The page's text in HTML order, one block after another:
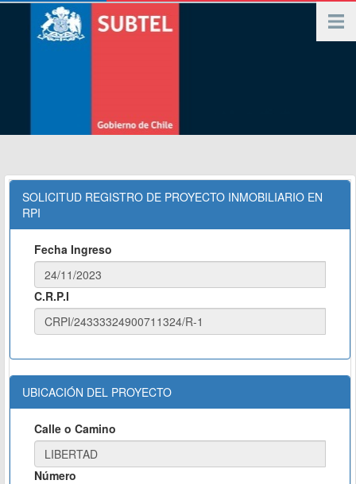
SOLICITUD REGISTRO DE PROYECTO INMOBILIARIO EN
RPI
Fecha Ingreso
C.R.P.I
UBICACIÓN DEL PROYECTO
Calle o Camino
Número